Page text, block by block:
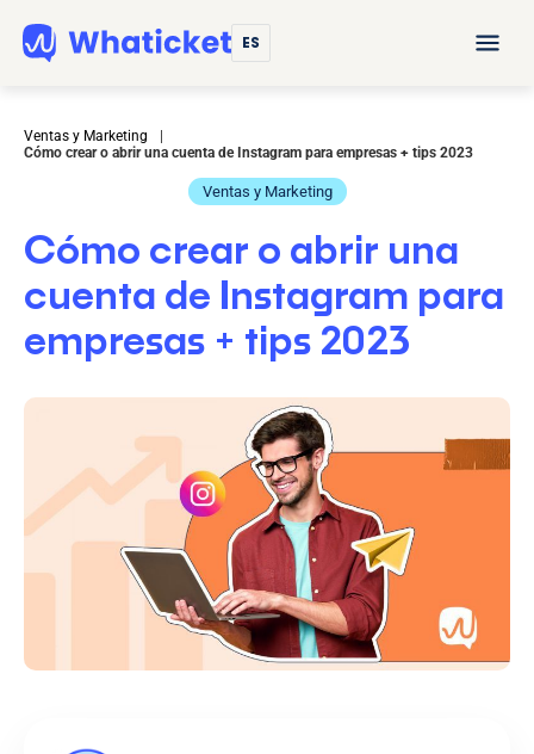
ES
Ventas y Marketing
Cómo crear o abrir una cuenta de Instagram para empresas + tips 2023
Ventas y Marketing
Cómo crear o abrir una
cuenta de Instagram para
empresas + tips 2023